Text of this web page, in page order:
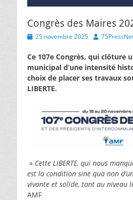
Congrès des Maires
Posted
25 novembre 2025 Author
Ce 107e Congrès, qui clôture
municipal d’une intensité
choix de placer ses travaux
LIBERTE.
» Cette LIBERTE, qui nous
est la condition sine qua non
vivante et solide, tant au niveau
AMF